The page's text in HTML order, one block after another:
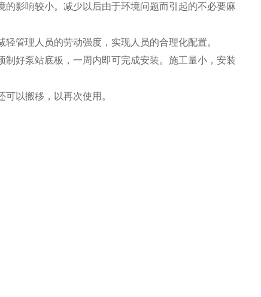
影响较小。减少以后由于环境问题而引起的不必要麻
管理人员的劳动强度，实现人员的合理化配置。
好泵站底板，一周内即可完成安装。施工量小，安装
以搬移，以再次使用。